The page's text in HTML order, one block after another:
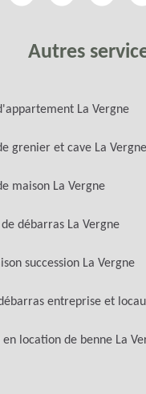
Autres
La Vergne
grenier et cave La Vergne
maison La Vergne
débarras La Vergne
succession La Vergne
entreprise et
en location de benne La